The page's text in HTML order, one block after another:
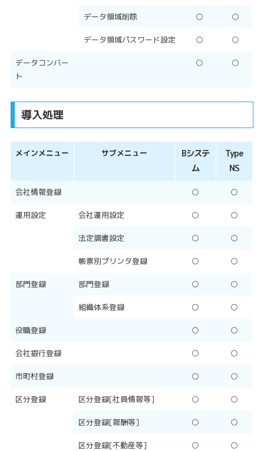
データ領域削除 ○ ○
データ領域パスワード設定 ○ ○
データコンバー
ト
○ ○
導入処理
メインメニュー サブメニュー
Bシステ
ム
Type
NS
会社情報登録 ○ ○
運用設定 会社運用設定 ○ ○
法定調書設定 ○ ○
帳票別プリンタ登録 ○ ○
部門登録 部門登録 ○ ○
組織体系登録 ○ ○
役職登録 ○ ○
会社銀行登録 ○ ○
市町村登録 ○ ○
区分登録 区分登録[社員情報等] ○ ○
区分登録[報酬等] ○ ○
区分登録[不動産等] ○ ○